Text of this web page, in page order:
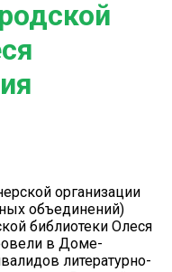
организации
объединений)
библиотеки Олеся
в Доме-
литературно-